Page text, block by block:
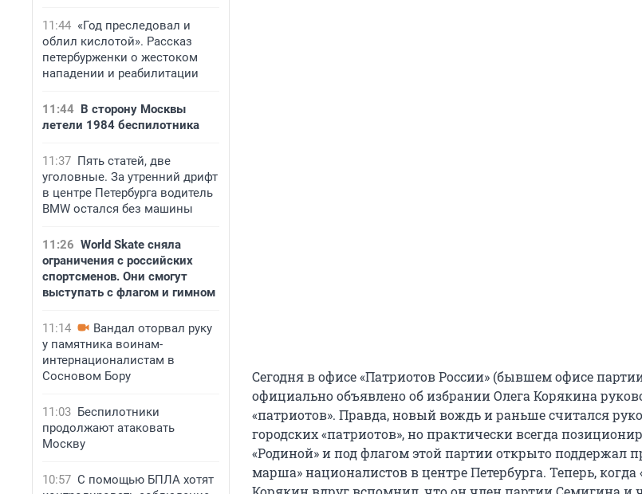
11:44 «Год преследовал и
облил кислотой». Рассказ
петербурженки о жестоком
нападении и реабилитации
11:44 В сторону Москвы
летели 1984 беспилотника
11:37 Пять статей, две
уголовные. За утренний дрифт
в центре Петербурга водитель
BMW остался без машины
11:26 World Skate сняла
ограничения с российских
спортсменов. Они смогут
выступать с флагом и гимном
11:14
Вандал оторвал руку
у памятника воинам-
интернационалистам в
Сосновом Бору
11:03 Беспилотники
продолжают атаковать
Москву
10:57 С помощью БПЛА хотят
Сегодня в офисе «Патриотов России» (бывшем офисе
официально объявлено об избрании Олега Корякина
«патриотов». Правда, новый вождь и раньше считался
городских «патриотов», но практически всегда
«Родиной» и под флагом этой партии открыто поддержал
марша» националистов в центре Петербурга. Теперь, когда